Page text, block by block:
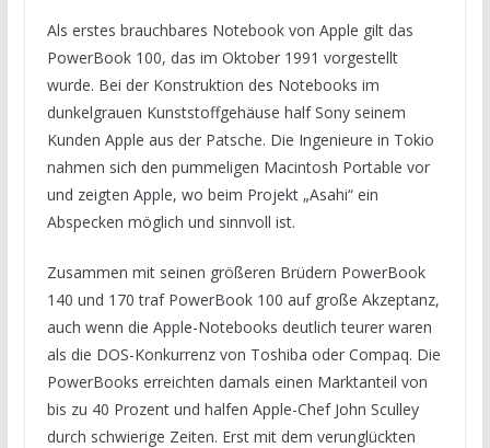
Als erstes brauchbares Notebook von Apple gilt das
PowerBook 100, das im Oktober 1991 vorgestellt
wurde. Bei der Konstruktion des Notebooks im
dunkelgrauen Kunststoffgehäuse half Sony seinem
Kunden Apple aus der Patsche. Die Ingenieure in Tokio
nahmen sich den pummeligen Macintosh Portable vor
und zeigten Apple, wo beim Projekt „Asahi“ ein
Abspecken möglich und sinnvoll ist.
Zusammen mit seinen größeren Brüdern PowerBook
140 und 170 traf PowerBook 100 auf große Akzeptanz,
auch wenn die Apple-Notebooks deutlich teurer waren
als die DOS-Konkurrenz von Toshiba oder Compaq. Die
PowerBooks erreichten damals einen Marktanteil von
bis zu 40 Prozent und halfen Apple-Chef John Sculley
durch schwierige Zeiten. Erst mit dem verunglückten